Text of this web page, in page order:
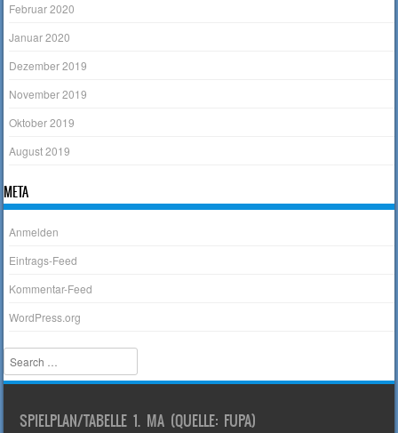
Februar 2020
Januar 2020
Dezember 2019
November 2019
Oktober 2019
August 2019
META
Anmelden
Eintrags-Feed
Kommentar-Feed
WordPress.org
Search
SPIELPLAN/TABELLE 1. MA (QUELLE: FUPA)